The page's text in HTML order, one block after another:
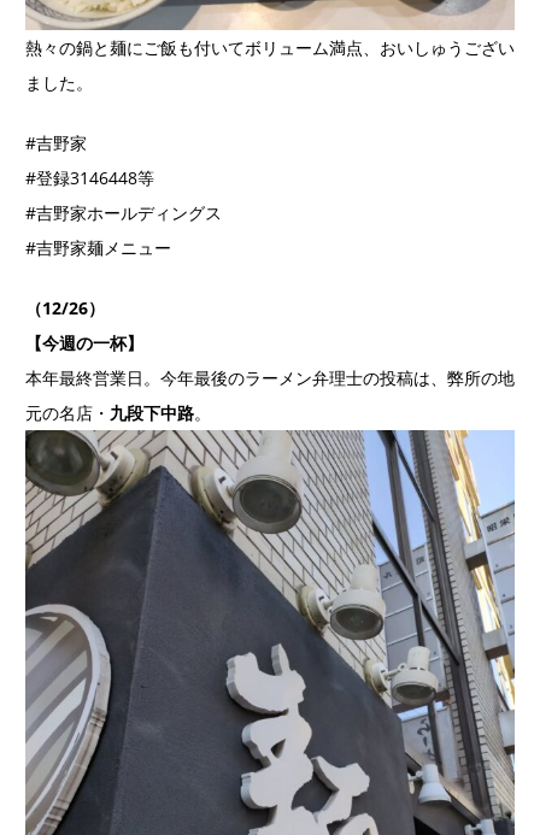
熱々の鍋と麺にご飯も付いてボリューム満点、おいしゅうござい
ました。
#吉野家
#登録3146448等
#吉野家ホールディングス
#吉野家麺メニュー
（12/26）
【今週の一杯】
本年最終営業日。今年最後のラーメン弁理士の投稿は、弊所の地
元の名店・ 九段下中路。